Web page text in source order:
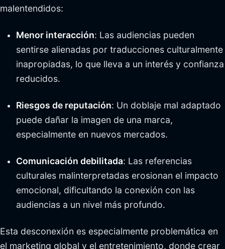
malentendidos:
Menor interacción: Las audiencias pueden
sentirse alienadas por traducciones culturalmente
inapropiadas, lo que lleva a un interés y confianza
reducidos.
Riesgos de reputación: Un doblaje mal adaptado
puede dañar la imagen de una marca,
especialmente en nuevos mercados.
Comunicación debilitada: Las referencias
culturales malinterpretadas erosionan el impacto
emocional, dificultando la conexión con las
audiencias a un nivel más profundo.
Esta desconexión es especialmente problemática en
el marketing global y el entretenimiento, donde crear